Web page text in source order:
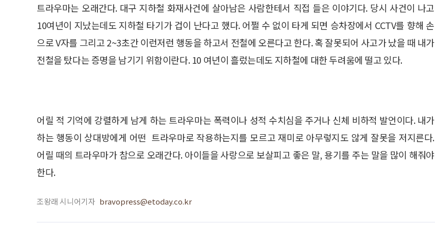
트라우마는 오래간다. 대구 지하철 화재사건에 살아남은 사람한테서 직접 들은 이야기다. 당시 사건이 나고
10여년이 지났는데도 지하철 타기가 겁이 난다고 했다. 어쩔 수 없이 타게 되면 승차장에서 CCTV를 향해 손
으로 V자를 그리고 2~3초간 이런저런 행동을 하고서 전철에 오른다고 한다. 혹 잘못되어 사고가 났을 때 내가
전철을 탔다는 증명을 남기기 위함이란다. 10 여년이 흘렀는데도 지하철에 대한 두려움에 떨고 있다.
어릴 적 기억에 강렬하게 남게 하는 트라우마는 폭력이나 성적 수치심을 주거나 신체 비하적 발언이다. 내가
하는 행동이 상대방에게 어떤 트라우마로 작용하는지를 모르고 재미로 아무렇지도 않게 잘못을 저지른다.
어릴 때의 트라우마가 참으로 오래간다. 아이들을 사랑으로 보살피고 좋은 말, 용기를 주는 말을 많이 해줘야
한다.
조왕래 시니어기자 bravopress@etoday.co.kr